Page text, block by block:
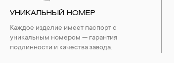
УНИКАЛЬНЫЙ НОМЕР
Каждое изделие имеет паспорт с
уникальным номером — гарантия
подлинности и качества завода.